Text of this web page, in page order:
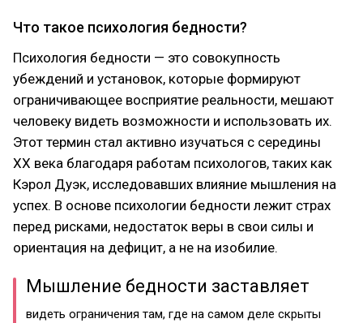
Что такое психология бедности?
Психология бедности — это совокупность
убеждений и установок, которые формируют
ограничивающее восприятие реальности, мешают
человеку видеть возможности и использовать их.
Этот термин стал активно изучаться с середины
XX века благодаря работам психологов, таких как
Кэрол Дуэк, исследовавших влияние мышления на
успех. В основе психологии бедности лежит страх
перед рисками, недостаток веры в свои силы и
ориентация на дефицит, а не на изобилие.
Мышление бедности заставляет
видеть ограничения там, где на самом деле скрыты